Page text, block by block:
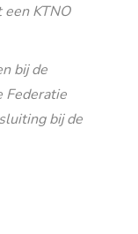
KTNO
bij de
Federatie
bij de